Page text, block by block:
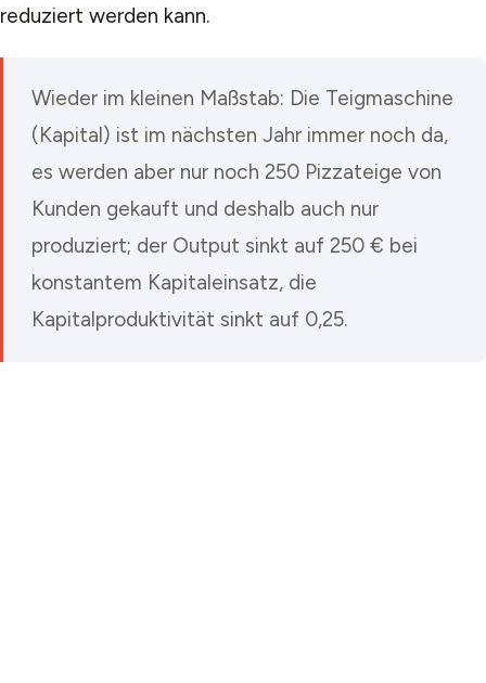
reduziert werden kann.
Wieder im kleinen Maßstab: Die Teigmaschine
(Kapital) ist im nächsten Jahr immer noch da,
es werden aber nur noch 250 Pizzateige von
Kunden gekauft und deshalb auch nur
produziert; der Output sinkt auf 250 € bei
konstantem Kapitaleinsatz, die
Kapitalproduktivität sinkt auf 0,25.